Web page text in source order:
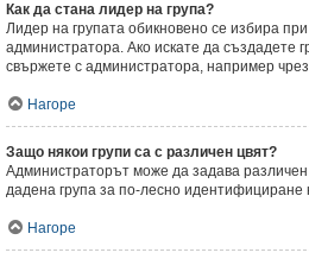
Как да стана лидер на група?
Лидер на групата обикновено се избира
администратора. Ако искате да създадете
свържете с администратора, например
Нагоре
Защо някои групи са с различен цвят?
Администраторът може да задава
дадена група за по-лесно идентифициране
Нагоре